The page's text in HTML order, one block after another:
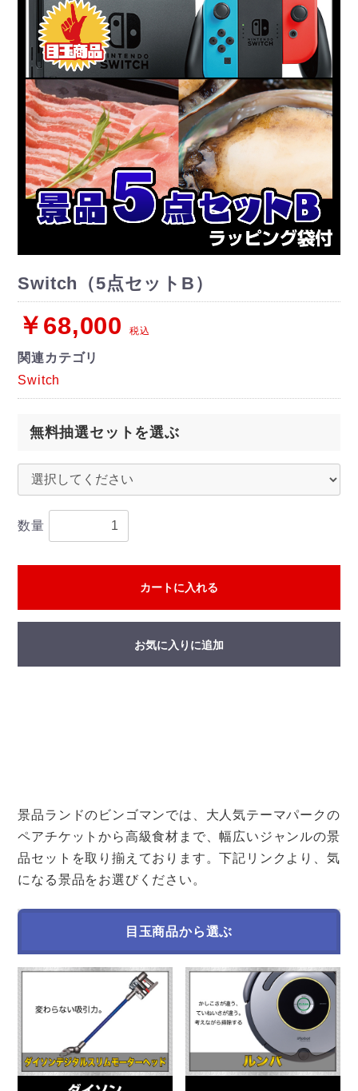
Switch（5点セットB）
￥68,000 税込
関連カテゴリ
Switch
無料抽選セットを選ぶ
数量
カートに入れる
お気に入りに追加
景品ランドのビンゴマンでは、大人気テーマパークの
ペアチケットから高級食材まで、幅広いジャンルの景
品セットを取り揃えております。下記リンクより、気
になる景品をお選びください。
目玉商品から選ぶ